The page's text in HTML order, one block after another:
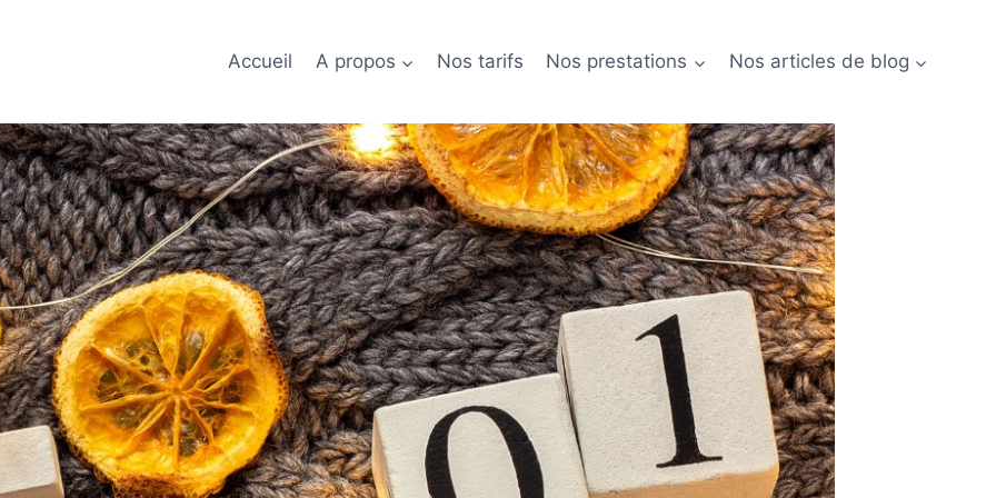
Accueil A propos Nos tarifs Nos prestations Nos articles de blog